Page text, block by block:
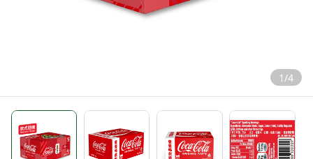
1/4